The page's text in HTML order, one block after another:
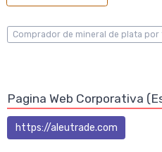
Comprador de mineral de plata por
Pagina Web Corporativa
https://aleutrade.com